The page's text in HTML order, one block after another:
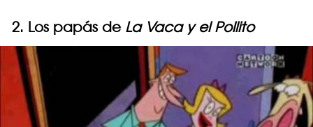
2. Los papás de La Vaca y el Pollito